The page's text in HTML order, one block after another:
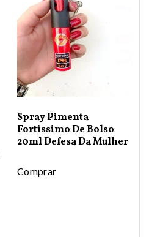
Spray Pimenta
Fortissimo De Bolso
20ml Defesa Da Mulher
Comprar